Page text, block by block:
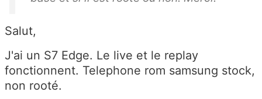
Salut,
J'ai un S7 Edge. Le live et le replay
fonctionnent. Telephone rom samsung stock,
non rooté.